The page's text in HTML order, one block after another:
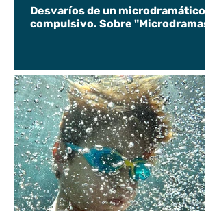
Desvaríos de un microdramático
compulsivo. Sobre "Microdramas".